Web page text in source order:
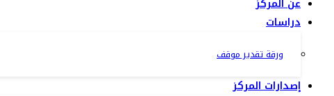
عن المركز
دراسات
ورقة تقدير موقف
إصدارات المركز